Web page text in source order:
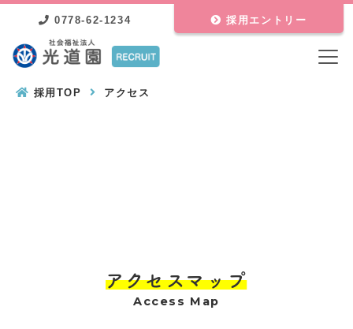
0778-62-1234 採用エントリー
採用TOP アクセス
アクセスマップ
Access Map